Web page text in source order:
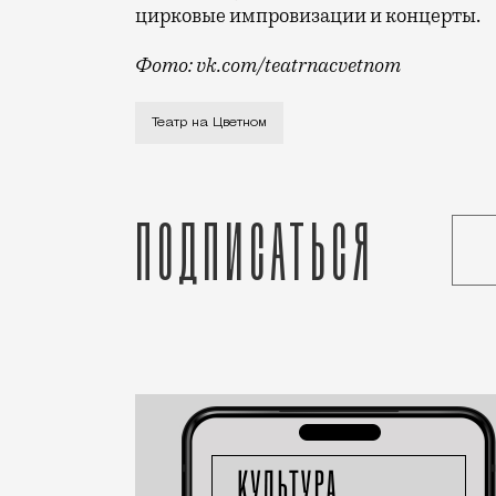
цирковые импровизации и концерты.
Фото: vk.com/teatrnacvetnom
Об открытии «Театра на Цветном»
Театр на Цветном
Подписаться